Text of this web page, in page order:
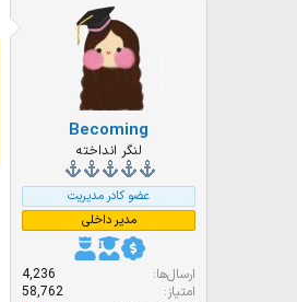
Becoming
لنگر انداخته
عضو کادر مدیریت
مدیر داخلی
ارسال‌ها
4,236
امتیاز
58,762